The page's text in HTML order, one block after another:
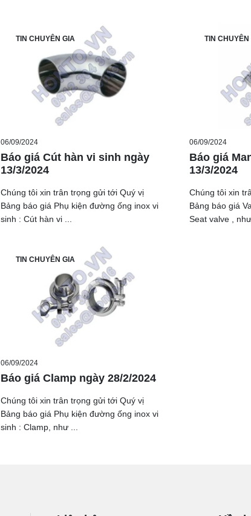
TIN CHUYÊN GIA
06/09/2024
Báo giá Cút hàn vi sinh ngày
13/3/2024
Chúng tôi xin trân trọng gửi tới Quý vị
Bảng báo giá Phụ kiện đường ống inox vi
sinh : Cút hàn vi ...
TIN CHUYÊN
06/09/2024
Báo giá
13/3/2024
Chúng tôi xin
Bảng báo giá
Seat valve , như
TIN CHUYÊN GIA
06/09/2024
Báo giá Clamp ngày 28/2/2024
Chúng tôi xin trân trọng gửi tới Quý vị
Bảng báo giá Phụ kiện đường ống inox vi
sinh : Clamp, như ...